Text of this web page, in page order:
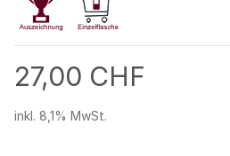
27,00 CHF
inkl. 8,1% MwSt.